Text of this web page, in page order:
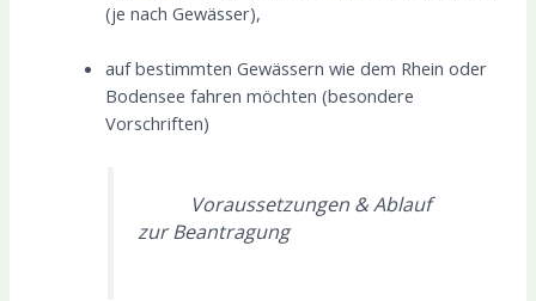
(je nach Gewässer),
auf bestimmten Gewässern wie dem Rhein oder
Bodensee fahren möchten (besondere
Vorschriften)
Voraussetzungen & Ablauf
zur Beantragung